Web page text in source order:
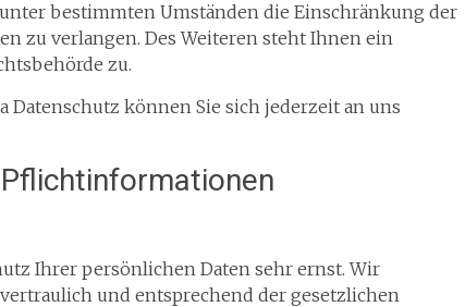
bestimmten Umständen die Einschränkung der
zu verlangen. Des Weiteren steht Ihnen ein
zu.
Datenschutz können Sie sich jederzeit an uns
Ihrer persönlichen Daten sehr ernst. Wir
und entsprechend der gesetzlichen